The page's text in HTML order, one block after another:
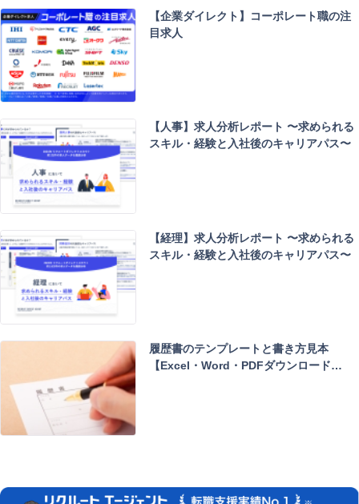
キ
ー
ワ
ド
で
検
索
【企業ダイレクト】コーポレート職の注
目求人
【人事】求人分析レポート 〜求められる
スキル・経験と入社後のキャリアパス〜
【経理】求人分析レポート 〜求められる
スキル・経験と入社後のキャリアパス〜
履歴書のテンプレートと書き方見本
【Excel・Word・PDFダウンロード…